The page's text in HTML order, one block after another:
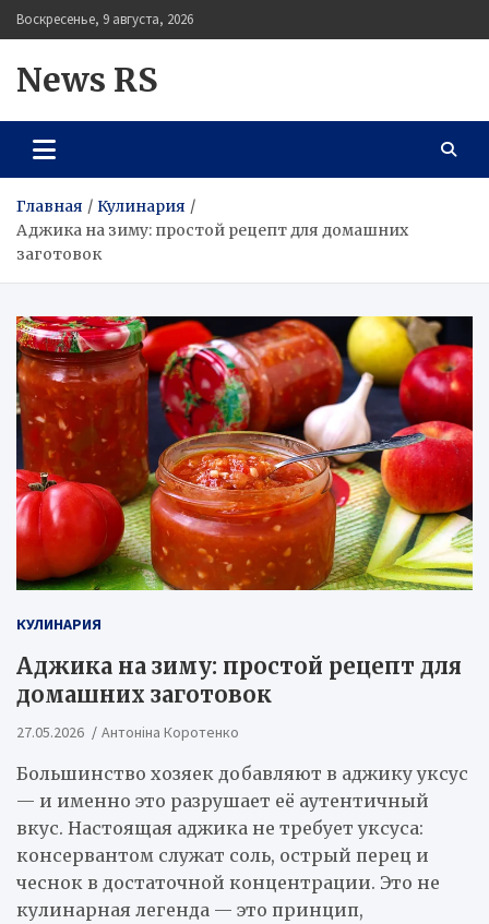
Перейти
к
Воскресенье, 9 августа, 2026
News RS
Главная
Кулинария
Аджика на зиму: простой рецепт для домашних
заготовок
КУЛИНАРИЯ
Аджика на зиму: простой рецепт для
домашних заготовок
27.05.2026 Антоніна Коротенко
Большинство хозяек добавляют в аджику уксус
— и именно это разрушает её аутентичный
вкус. Настоящая аджика не требует уксуса:
консервантом служат соль, острый перец и
чеснок в достаточной концентрации. Это не
кулинарная легенда — это принцип,